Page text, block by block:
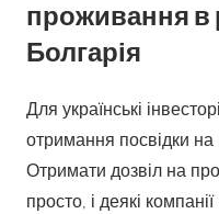
проживання в
Болгарія
Для українські
отримання посвідки
Отримати дозвіл на
просто, і деякі